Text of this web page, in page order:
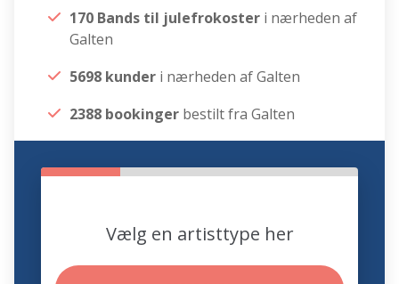
170 Bands til julefrokoster i nærheden af
Galten
5698 kunder i nærheden af Galten
2388 bookinger bestilt fra Galten
Vælg en artisttype her